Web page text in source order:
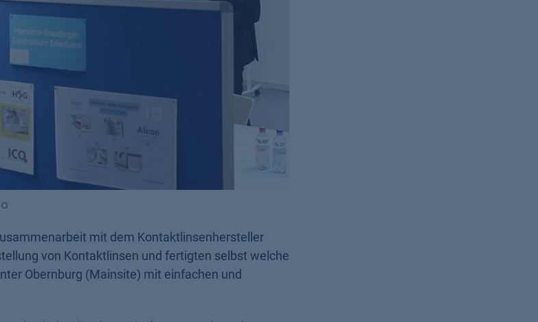
mit dem Kontaktlinsenhersteller
von Kontaktlinsen und fertigten selbst welche
Obernburg (Mainsite) mit einfachen und